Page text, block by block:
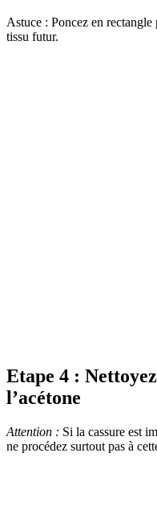
Astuce : Poncez en
tissu futur.
Etape 4 :
l’acétone
Attention : Si la cassure est
ne procédez surtout pas à